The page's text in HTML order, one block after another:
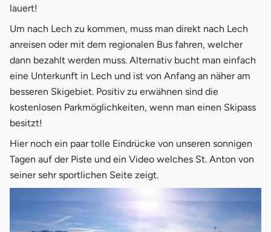
lauert!
Um nach Lech zu kommen, muss man direkt nach Lech
anreisen oder mit dem regionalen Bus fahren, welcher
dann bezahlt werden muss. Alternativ bucht man einfach
eine Unterkunft in Lech und ist von Anfang an näher am
besseren Skigebiet. Positiv zu erwähnen sind die
kostenlosen Parkmöglichkeiten, wenn man einen Skipass
besitzt!
Hier noch ein paar tolle Eindrücke von unseren sonnigen
Tagen auf der Piste und ein Video welches St. Anton von
seiner sehr sportlichen Seite zeigt.